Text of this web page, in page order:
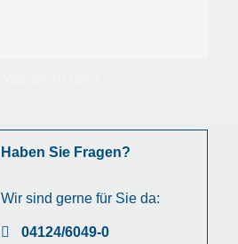
Haben Sie Fragen?
Wir sind gerne für Sie da:
04124/6049-0